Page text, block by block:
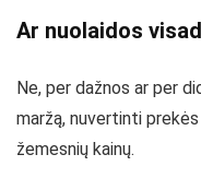
Ar nuolaidos
Ne, per dažnos ar per
maržą, nuvertinti
žemesnių kainų.